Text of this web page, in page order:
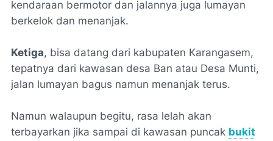
kendaraan bermotor dan jalannya juga lumayan
berkelok dan menanjak.
Ketiga, bisa datang dari kabupaten Karangasem,
tepatnya dari kawasan desa Ban atau Desa Munti,
jalan lumayan bagus namun menanjak terus.
Namun walaupun begitu, rasa lelah akan
terbayarkan jika sampai di kawasan puncak bukit